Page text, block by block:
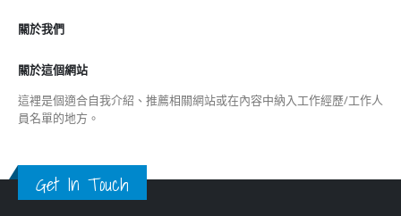
關於我們
關於這個網站
這裡是個適合自我介紹、推薦相關網站或在內容中納入工作經歷/工作人
員名單的地方。
Get In Touch